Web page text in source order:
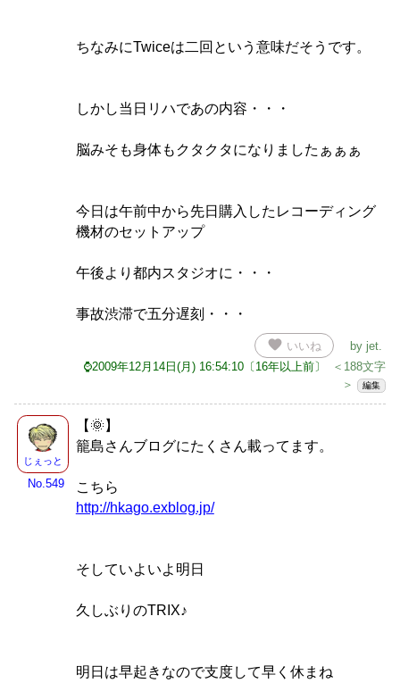
ちなみにTwiceは二回という意味だそうです。
しかし当日リハであの内容・・・
脳みそも身体もクタクタになりましたぁぁぁ
今日は午前中から先日購入したレコーディング
機材のセットアップ
午後より都内スタジオに・・・
事故渋滞で五分遅刻・・・
favorite いいね by jet
⌚2009年12月14日(月) 16:54:10〔16年以上前〕
＜188文字
＞
編集
じぇっと
No.549
【🌞】
籠島さんブログにたくさん載ってます。
こちら
http://hkago.exblog.jp/
そしていよいよ明日
久しぶりのTRIX♪
明日は早起きなので支度して早く休まね